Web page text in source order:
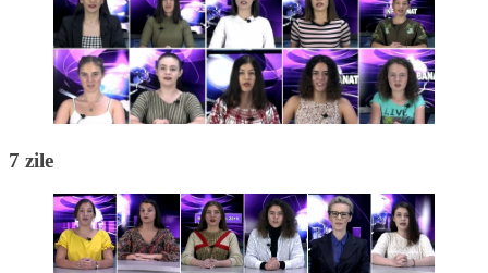
7 zile